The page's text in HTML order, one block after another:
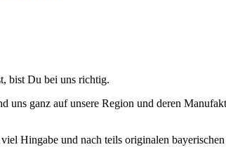
bist Du bei uns richtig.
uns ganz auf unsere Region und deren
Hingabe und nach teils originalen